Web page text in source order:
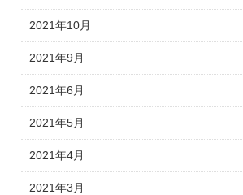
2021年10月
2021年9月
2021年6月
2021年5月
2021年4月
2021年3月